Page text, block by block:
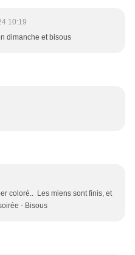
10:19
dimanche et bisous
coloré.. Les miens sont finis, et
- Bisous